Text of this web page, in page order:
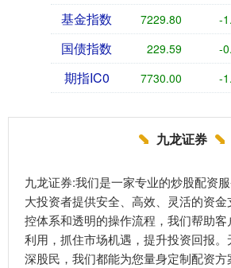
基金指数 7229.80 -
国债指数 229.59 -
期指IC0 7730.00 -
九龙证券
九龙证券:我们是一家专业的炒股配资
大投资者提供安全、高效、灵活的资
控体系和透明的操作流程，我们帮助
利用，抓住市场机遇，提升投资回报
深股民，我们都能为您量身定制配资